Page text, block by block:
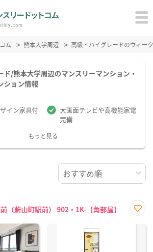
ム 熊本大学周辺 高級・ハイグレードのウィー
ド/熊本大学周辺のマンスリーマンション・
ション情報
イン家具付
大画面テレビや高機能家電
完備
もっと見る
（蔚山町駅前） 902・1K-【角部屋】
に入